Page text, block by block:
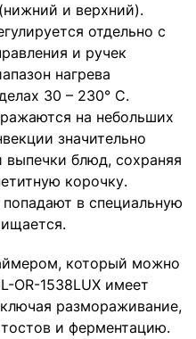
и верхний).
отдельно с
и ручек
нагрева
30 – 230° C.
на небольших
значительно
блюд, сохраняя
корочку.
в специальную
который можно
OR-1538LUX имеет
размораживание,
тостов и ферментацию.